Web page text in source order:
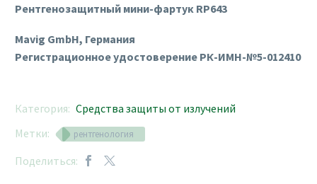
Рентгенозащитный мини-фартук RP643
Mavig GmbH, Германия
Регистрационное удостоверение РК-ИМН-№5-012410
Категория: Средства защиты от излучений
Метки:
рентгенология
Поделиться: